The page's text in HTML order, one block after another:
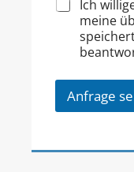
Ich
meine
Anfrage